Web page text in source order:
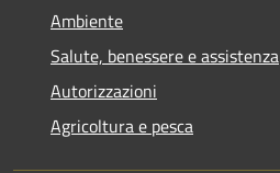
Ambiente
Salute, benessere e assistenza
Autorizzazioni
Agricoltura e pesca